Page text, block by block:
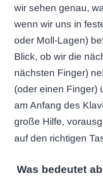
wir sehen genau,
wenn wir uns in
oder Moll-Lagen)
Blick, ob wir die
nächsten Finger)
(oder einen Finger)
am Anfang des
große Hilfe,
auf den richtigen
Was bedeutet